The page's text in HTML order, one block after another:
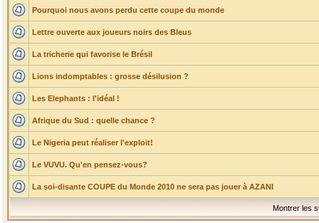
Pourquoi nous avons perdu cette coupe du monde
Lettre ouverte aux joueurs noirs des Bleus
La tricherie qui favorise le Brésil
Lions indomptables : grosse désilusion ?
Les Elephants : l'idéal !
Afrique du Sud : quelle chance ?
Le Nigeria peut réaliser l'exploit!
Le VUVU. Qu'en pensez-vous?
La soi-disante COUPE du Monde 2010 ne sera pas jouer à AZANI
Montrer les